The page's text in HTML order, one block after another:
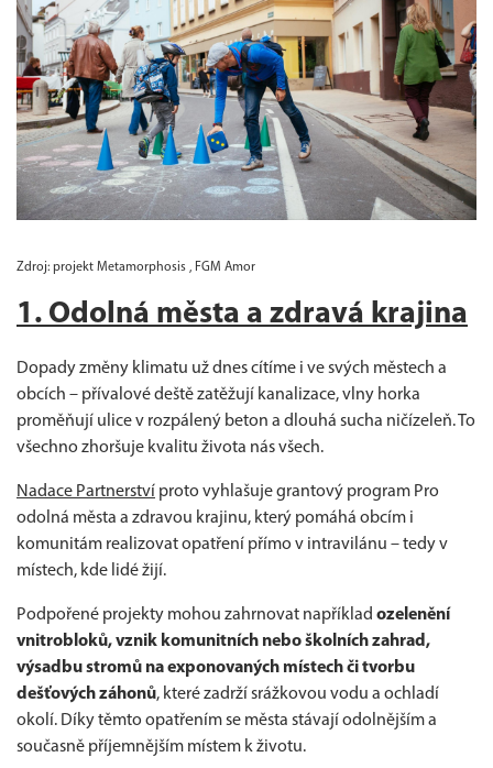
Zdroj: projekt Metamorphosis , FGM Amor
1. Odolná města a zdravá krajina
Dopady změny klimatu už dnes cítíme i ve svých městech a
obcích – přívalové deště zatěžují kanalizace, vlny horka
proměňují ulice v rozpálený beton a dlouhá sucha ničízeleň. To
všechno zhoršuje kvalitu života nás všech.
Nadace Partnerství proto vyhlašuje grantový program Pro
odolná města a zdravou krajinu, který pomáhá obcím i
komunitám realizovat opatření přímo v intravilánu – tedy v
místech, kde lidé žijí.
Podpořené projekty mohou zahrnovat například ozelenění
vnitrobloků, vznik komunitních nebo školních zahrad,
výsadbu stromů na exponovaných místech či tvorbu
dešťových záhonů, které zadrží srážkovou vodu a ochladí
okolí. Díky těmto opatřením se města stávají odolnějším a
současně příjemnějším místem k životu.